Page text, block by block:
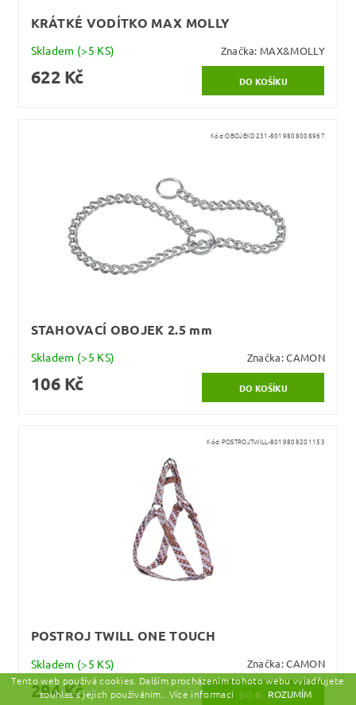
KRÁTKÉ VODÍTKO MAX MOLLY
Skladem (>5 KS) Značka: MAX&MOLLY
622 Kč
Kód:OBOJEKD231-8019808008967
STAHOVACÍ OBOJEK 2.5 mm
Skladem (>5 KS) Značka:CAMON
106 Kč
Kód:POSTROJTWILL-8019808201153
POSTROJ TWILL ONE TOUCH
Skladem (>5 KS) Značka:CAMON
294 Kč
Tento web používá cookies. Dalším procházením tohoto webu vyjadřujete
souhlas s jejich používáním.. Více informací zde. ROZUMÍM